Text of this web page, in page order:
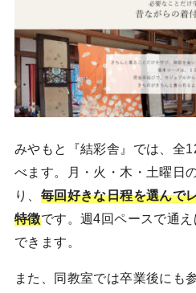
みやもと『結彩舎』では、全
べます。月・火・木・土曜日
り、 毎回好きな日程を選んで
特徴です。週4回ペースで通
できます。
また、同教室では卒業後にも